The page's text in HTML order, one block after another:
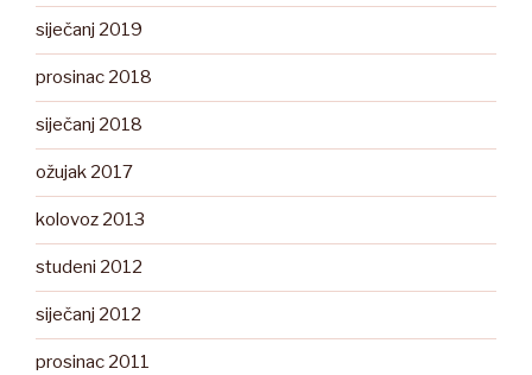
siječanj 2019
prosinac 2018
siječanj 2018
ožujak 2017
kolovoz 2013
studeni 2012
siječanj 2012
prosinac 2011